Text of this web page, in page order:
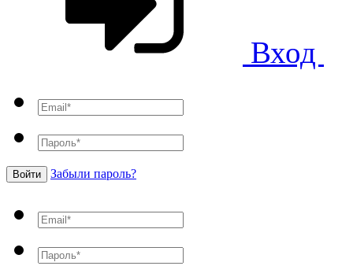
Вход
Войти Забыли пароль?